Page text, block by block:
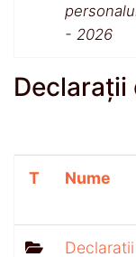
- 2026
Declarații
T Nume
Declaratii